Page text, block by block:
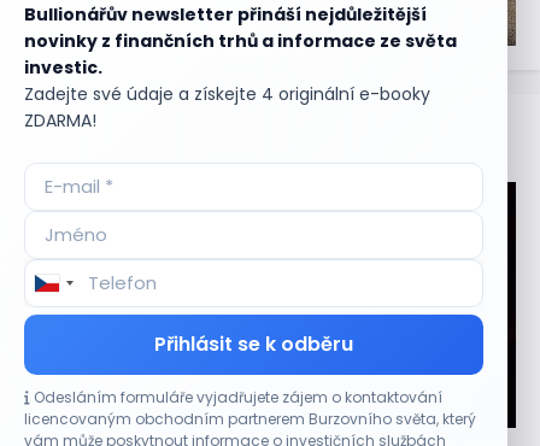
Bullionářův newsletter přináší nejdůležitější
novinky z finančních trhů a informace ze světa
investic.
Zadejte své údaje a získejte 4 originální e-booky
ZDARMA!
Přihlásit se k odběru
Odesláním formuláře vyjadřujete zájem o kontaktování
licencovaným obchodním partnerem Burzovního světa, který
vám může poskytnout informace o investičních službách
Aktuální
CO HÝBE TRHEM